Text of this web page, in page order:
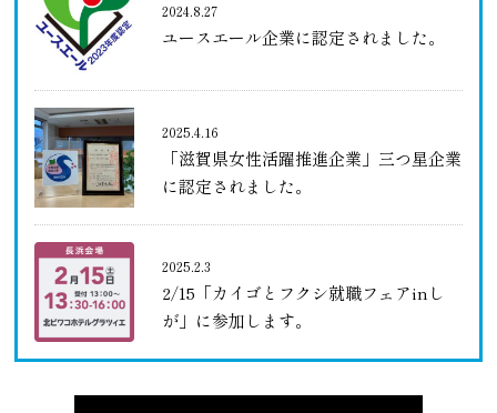
2024.8.27
ユースエール企業に認定されました。
2025.4.16
「滋賀県女性活躍推進企業」三つ星企業
に認定されました。
2025.2.3
2/15「カイゴとフクシ就職フェアinし
が」に参加します。